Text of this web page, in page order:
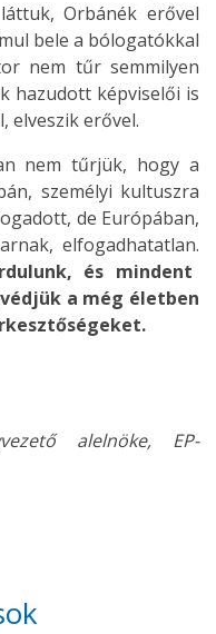
Orbánék erővel
bele a bólogatókkal
nem tűr semmilyen
hazudott képviselői is
elveszik erővel.
nem tűrjük, hogy a
személyi kultuszra
de Európában,
elfogadhatatlan.
és mindent
a még életben
alelnöke, EP-